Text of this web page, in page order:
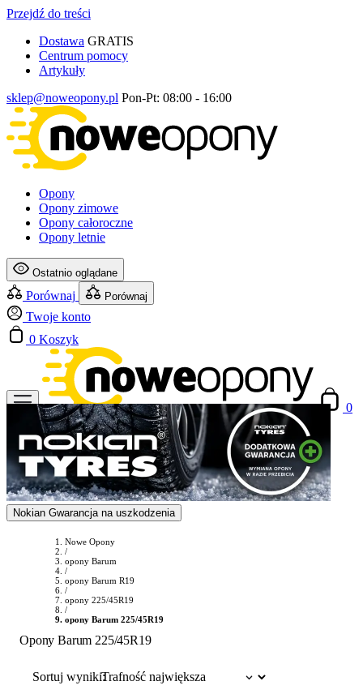
Przejdź do treści
Dostawa GRATIS
Centrum pomocy
Artykuły
sklep@noweopony.pl Pon-Pt: 08:00 - 16:00
Opony
Opony zimowe
Opony całoroczne
Opony letnie
Ostatnio oglądane
Porównaj Porównaj
Twoje konto
0 Koszyk
0
Nokian Gwarancja na uszkodzenia
Nowe Opony
/
opony Barum
/
opony Barum R19
/
opony 225/45R19
/
opony Barum 225/45R19
Opony Barum 225/45R19
Sortuj wyniki: